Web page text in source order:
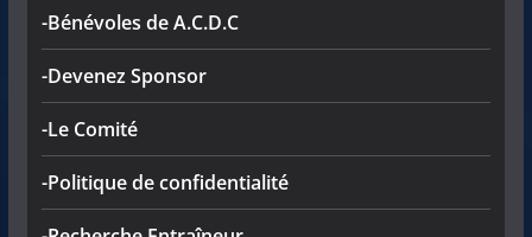
-Bénévoles de A.C.D.C
-Devenez Sponsor
-Le Comité
-Politique de confidentialité